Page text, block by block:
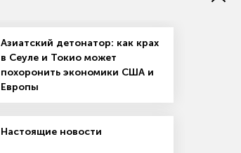
Азиатский детонатор: как крах
в Сеуле и Токио может
похоронить экономики США и
Европы
Настоящие новости